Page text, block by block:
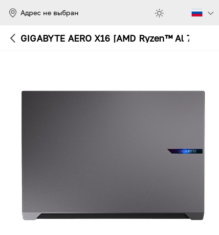
Адрес не выбран
GIGABYTE AERO X16 [AMD Ryzen™ Al 7